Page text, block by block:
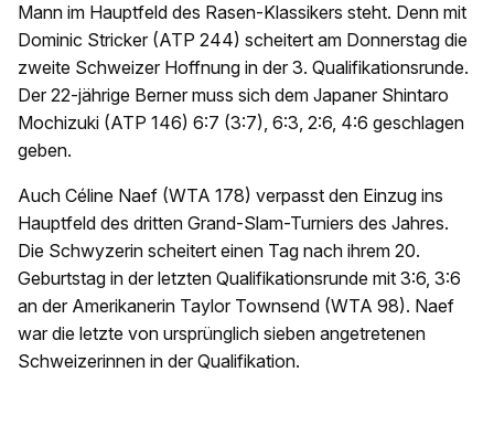
Mann im Hauptfeld des Rasen-Klassikers steht. Denn mit
Dominic Stricker (ATP 244) scheitert am Donnerstag die
zweite Schweizer Hoffnung in der 3. Qualifikationsrunde.
Der 22-jährige Berner muss sich dem Japaner Shintaro
Mochizuki (ATP 146) 6:7 (3:7), 6:3, 2:6, 4:6 geschlagen
geben.
Auch Céline Naef (WTA 178) verpasst den Einzug ins
Hauptfeld des dritten Grand-Slam-Turniers des Jahres.
Die Schwyzerin scheitert einen Tag nach ihrem 20.
Geburtstag in der letzten Qualifikationsrunde mit 3:6, 3:6
an der Amerikanerin Taylor Townsend (WTA 98). Naef
war die letzte von ursprünglich sieben angetretenen
Schweizerinnen in der Qualifikation.